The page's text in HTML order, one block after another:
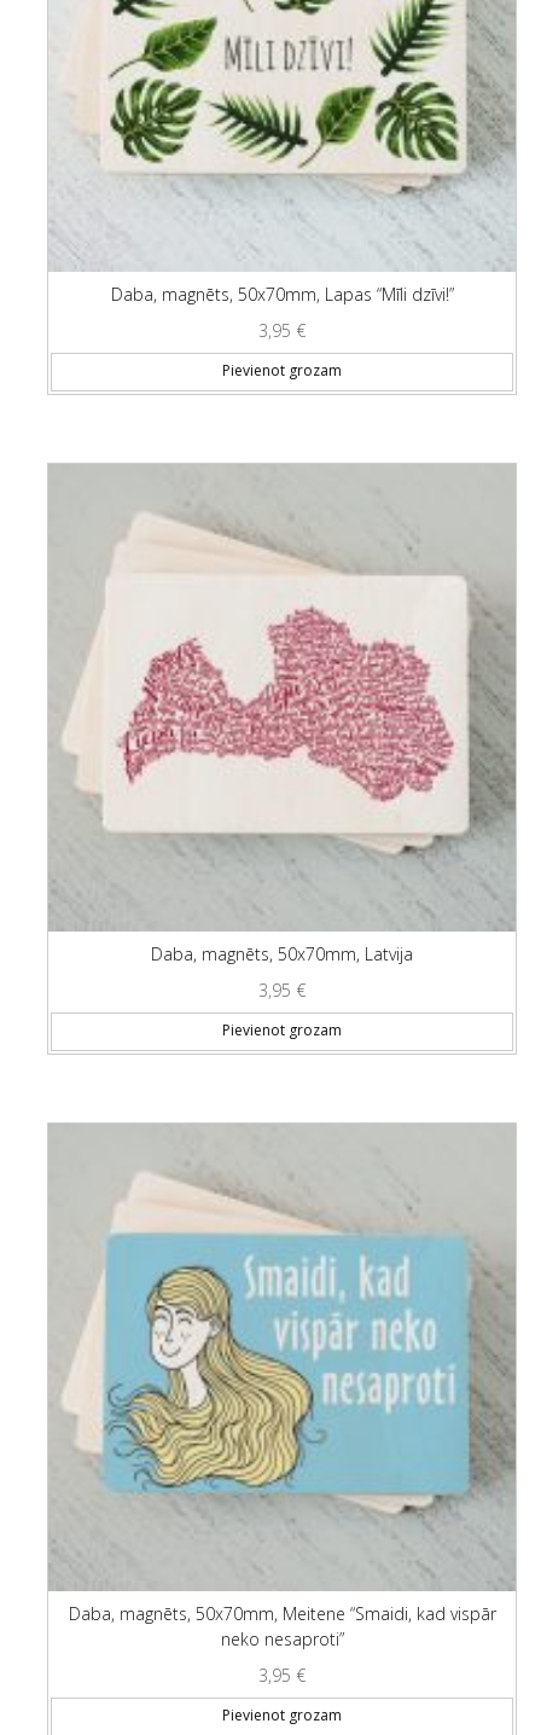
Daba, magnēts, 50x70mm, Lapas “Mīli dzīvi!”
3,95 €
Pievienot grozam
Daba, magnēts, 50x70mm, Latvija
3,95 €
Pievienot grozam
Daba, magnēts, 50x70mm, Meitene “Smaidi, kad vispār
neko nesaproti”
3,95 €
Pievienot grozam